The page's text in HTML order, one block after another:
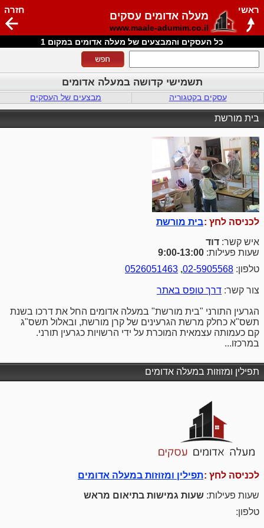
מעלה אדומים עסקים
www.maale-adumim.co.il
חזרה ראשי
כל העסקים והמבצעים של מעלה אדומים במקום 1
תשמישי קדושה במעלה אדומים
עסקים בקטגוריה מבצעים של העסקים
בית מורשת
לכניסה לחץ :בית מורשת
איש קשר: דוד
שעות פעילות: 9:00-13:00
טלפון: 02-5905568
,
0526051463
צור קשר: דרך טופס באתר
הגרעין התורני "בית מורשת" במעלה אדומים החל את דרכו בשנת
תשס"א כחלק מרשת הגרעינים של קרן מורשת, ובאלול תשס"ג
קם כעמותה עצמאית המוכרת על ידי הרשויות כגרעין תורני.
במרכזו...
תפילין ומזוזות במעלה אדומים
לכניסה לחץ :תפילין ומזוזות במעלה אדומים
שעות פעילות: שעות גמישות בתיאום מראש
טלפון: